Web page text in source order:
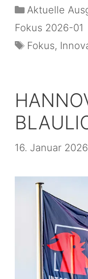
Aktuelle
Fokus 2026-01
Fokus,
16. Januar 2026